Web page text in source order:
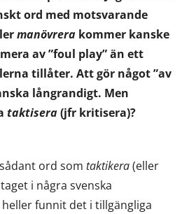
ord med motsvarande
manövrera kommer kanske
av ”foul play” än ett
tillåter. Att gör något ”av
långrandigt. Men
taktisera(jfr kritisera)?
ord som taktikera(eller
i några svenska
funnit det i tillgängliga